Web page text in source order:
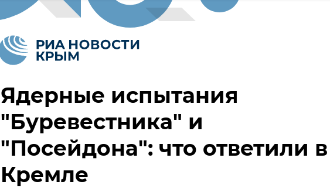
Ядерные испытания
"Буревестника" и
"Посейдона": что ответили в
Кремле